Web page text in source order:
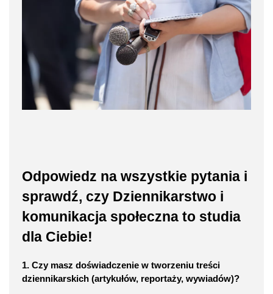
Odpowiedz na wszystkie pytania i
sprawdź, czy Dziennikarstwo i
komunikacja społeczna to studia
dla Ciebie!
1. Czy masz doświadczenie w tworzeniu treści
dziennikarskich (artykułów, reportaży, wywiadów)?